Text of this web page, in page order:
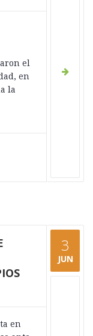
el
en
la
en
3
JUN